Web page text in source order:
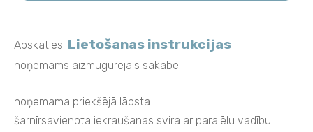
Apskaties: Lietošanas instrukcijas
noņemams aizmugurējais sakabe
noņemama priekšējā lāpsta
šarnīrsavienota iekraušanas svira ar paralēlu vadību